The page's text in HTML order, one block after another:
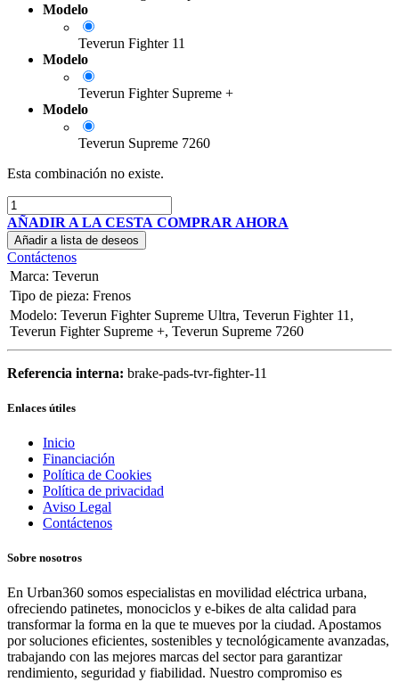
Modelo
Teverun Fighter 11
Modelo
Teverun Fighter Supreme +
Modelo
Teverun Supreme 7260
Esta combinación no existe.
AÑADIR A LA CESTA COMPRAR AHORA
Añadir a lista de deseos
Contáctenos
Marca: Teverun
Tipo de pieza: Frenos
Modelo: Teverun Fighter Supreme Ultra, Teverun Fighter 11 ,
Teverun Fighter Supreme +, Teverun Supreme 7260
Referencia interna: brake-pads-tvr-fighter-11
Enlaces útiles
Inicio
Financiación
Política de Cookies
Política de privacidad
Aviso Legal
Contáctenos
Sobre nosotros
En Urban360 somos especialistas en movilidad eléctrica urbana,
ofreciendo patinetes, monociclos y e-bikes de alta calidad para
transformar la forma en la que te mueves por la ciudad. Apostamos
por soluciones eficientes, sostenibles y tecnológicamente avanzadas,
trabajando con las mejores marcas del sector para garantizar
rendimiento, seguridad y fiabilidad. Nuestro compromiso es